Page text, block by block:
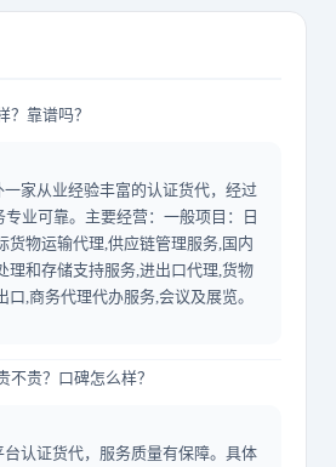
？靠谱吗？
一家从业经验丰富的认证货代，经过
业可靠。主要经营：一般项目：日
货物运输代理,供应链管理服务,国内
理和存储支持服务,进出口代理,货物
口,商务代理代办服务,会议及展览。
不贵？口碑怎么样？
台认证货代，服务质量有保障。具体